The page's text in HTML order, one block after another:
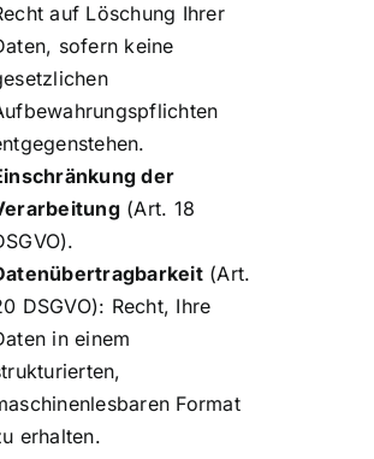
auf Löschung Ihrer
sofern keine
der
(Art. 18
(Art.
DSGVO): Recht, Ihre
in einem
Format
erhalten.